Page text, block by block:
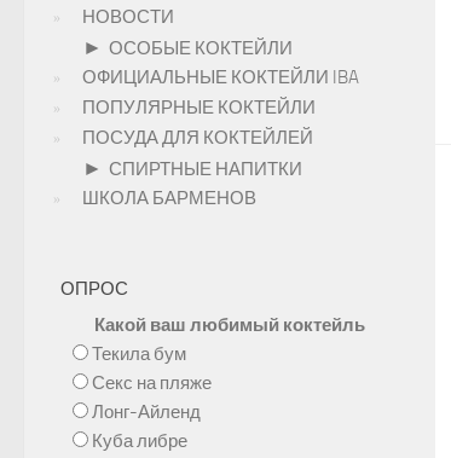
НОВОСТИ
► ОСОБЫЕ КОКТЕЙЛИ
ОФИЦИАЛЬНЫЕ КОКТЕЙЛИ IBA
ПОПУЛЯРНЫЕ КОКТЕЙЛИ
ПОСУДА ДЛЯ КОКТЕЙЛЕЙ
► СПИРТНЫЕ НАПИТКИ
ШКОЛА БАРМЕНОВ
ОПРОС
Какой ваш любимый коктейль
Текила бум
Секс на пляже
Лонг-Айленд
Куба либре